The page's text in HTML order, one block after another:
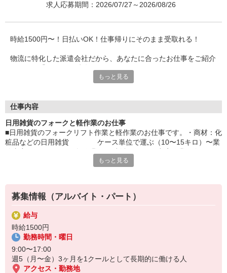
求人応募期間：2026/07/27～2026/08/26
時給1500円〜！日払いOK！仕事帰りにそのまま受取れる！
物流に特化した派遣会社だから、あなたに合ったお仕事をご紹介
＿/＿/＿/＿/＿/＿/＿/＿/＿/＿/＿/＿/＿/＿/＿/＿/＿/＿/＿/スピード
＿/＿/＿/＿/＿/＿/＿/＿/＿/
もっと見る
仕事内容
日用雑貨のフォークと軽作業のお仕事
■日用雑貨のフォークリフト作業と軽作業のお仕事です。・商材：化
粧品などの日用雑貨 ケース単位で運ぶ（10〜15キロ）〜業
ークを使用。〇軽作業：・倉庫内の整理と、パレットにケース単位
めた物をハンドリフト使用し、エレベーターに乗せて運ぶ。
※稀にトラックからの積み下ろし作業をお願いすることがありま
す。※基本的に軽作業の方がメインになり、フォークが必要な時に
フォーク作業してもらうイメージです。
【職場環境_年齢層】
30代/40代/50代
もっと見る
募集情報（アルバイト・パート）
給与
時給1500円
勤務時間・曜日
9:00〜17:00
週5（月〜金）3ヶ月を1クールとして長期的に働ける人
アクセス・勤務地